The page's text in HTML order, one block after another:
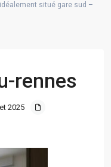
situé gare sud –
rennes
2025